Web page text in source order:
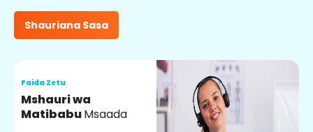
Shauriana Sasa
Faida Zetu
Mshauri wa
MatibabuMsaada